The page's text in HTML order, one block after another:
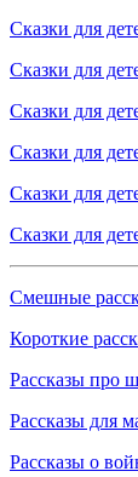
Сказки для
Сказки для
Сказки для
Сказки для
Сказки для
Сказки для
Смешные
Короткие
Рассказы про
Рассказы для
Рассказы о